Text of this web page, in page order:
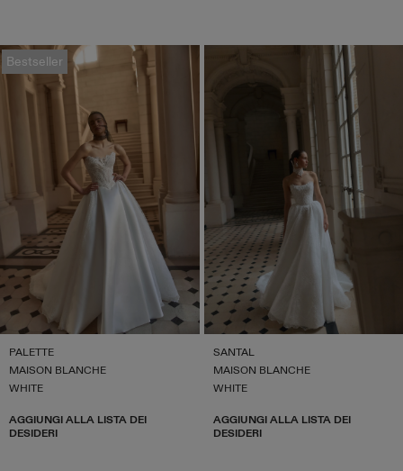
Bestseller
PALETTE
MAISON BLANCHE
WHITE
AGGIUNGI ALLA LISTA DEI
DESIDERI
SANTAL
MAISON BLANCHE
WHITE
AGGIUNGI ALLA LISTA DEI
DESIDERI